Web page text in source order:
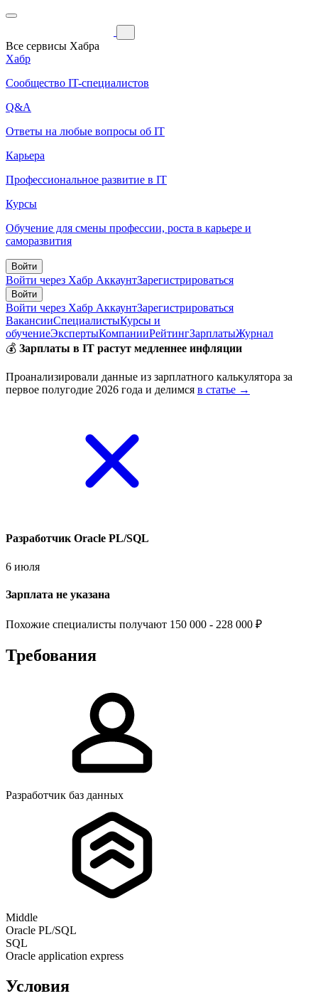
Все сервисы Хабра
Хабр
Сообщество IT-специалистов
Q&A
Ответы на любые вопросы об IT
Карьера
Профессиональное развитие в IT
Курсы
Обучение для смены профессии, роста в карьере и
саморазвития
Войти
Войти через Хабр АккаунтЗарегистрироваться
Войти
Войти через Хабр АккаунтЗарегистрироваться
ВакансииСпециалистыКурсы и
обучениеЭкспертыКомпанииРейтингЗарплатыЖурнал
💰 Зарплаты в IT растут медленнее инфляции
Проанализировали данные из зарплатного калькулятора за
первое полугодие 2026 года и делимся в статье →
Разработчик Oracle PL/SQL
6 июля
Зарплата не указана
Похожие специалисты получают 150 000 - 228 000 ₽
Требования
Разработчик баз данных
Middle
Oracle PL/SQL
SQL
Oracle application express
Условия